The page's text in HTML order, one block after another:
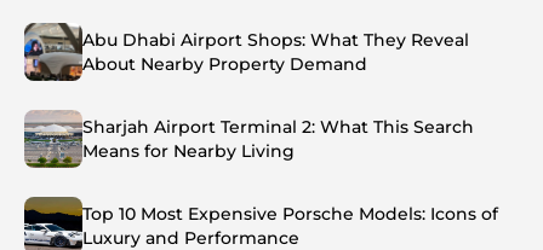
Abu Dhabi Airport Shops: What They Reveal
About Nearby Property Demand
Sharjah Airport Terminal 2: What This Search
Means for Nearby Living
Top 10 Most Expensive Porsche Models: Icons of
Luxury and Performance